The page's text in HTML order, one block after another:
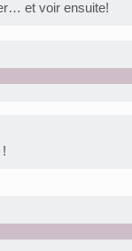
et voir ensuite!
!